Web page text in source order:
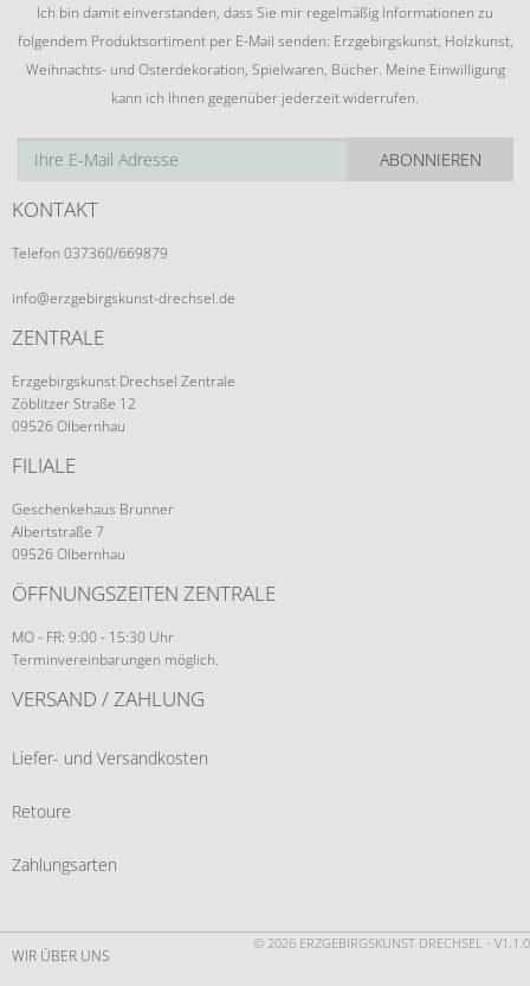
Ich bin damit einverstanden, dass Sie mir regelmäßig Informationen zu
folgendem Produktsortiment per E-Mail senden: Erzgebirgskunst, Holzkunst,
Weihnachts- und Osterdekoration, Spielwaren, Bücher. Meine Einwilligung
kann ich Ihnen gegenüber jederzeit widerrufen.
ABONNIEREN
KONTAKT
Telefon 037360/669879
info@erzgebirgskunst-drechsel.de
ZENTRALE
Erzgebirgskunst Drechsel Zentrale
Zöblitzer Straße 12
09526 Olbernhau
FILIALE
Geschenkehaus Brunner
Albertstraße 7
09526 Olbernhau
ÖFFNUNGSZEITEN ZENTRALE
MO - FR: 9:00 - 15:30 Uhr
Terminvereinbarungen möglich.
VERSAND / ZAHLUNG
Liefer- und Versandkosten
Retoure
Zahlungsarten
© 2026 ERZGEBIRGSKUNST DRECHSEL - V1.1.0
WIR ÜBER UNS